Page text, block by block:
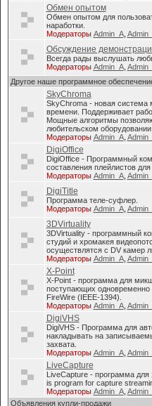
Обмен опытом
Обмен опытом для
наработки.
Модераторы Admin_A,
Обсуждение
Всегда рады выслушать
Модераторы Admin_A,
Другое наше программное
SkyChroma
SkyChroma - новая система
времени. Поддерживает
Мощные алгоритмы
любительском
Модераторы Admin_A,
DigiOffice
DigiOffice - Программный
составления плейлистов для
Модераторы Admin_A,
DigiTitle
Программа теле-суфлер.
Модераторы Admin_A,
3DVirtuality
3DVirtuality - программный
студий и хромакея
осуществлятся с DV камер
Модераторы Admin_A,
X-Point
X-Point - программа для
поступающих одновременно
FireWire (IEEE-1394).
Модераторы Admin_A,
DigiVHS
DigiVHS - Программа для
накладывать на
захвата.
Модераторы Admin_A,
LiveCapture
LiveCapture - программа для
is program for capture
Модераторы Admin_A,
Объявления купли-продажи